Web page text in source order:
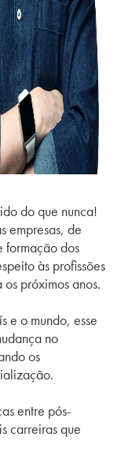
do que nunca!
empresas, de
formação dos
às profissões
próximos anos.
e o mundo, esse
no
os
entre pós-
carreiras que